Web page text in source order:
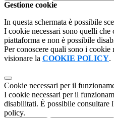
Gestione cookie
In questa schermata è possibile
I cookie necessari sono quelli
piattaforma e non è possibile
Per conoscere quali sono i cookie
visionare la COOKIE POLICY.
Cookie necessari per il
I cookie necessari per il
disabilitati. È possibile consultare
policy.